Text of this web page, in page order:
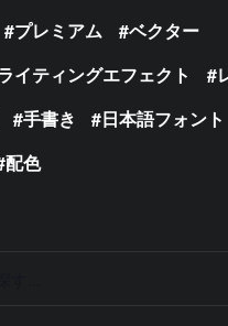
プレミアム
ベクター
イティングエフェクト
手書き
日本語フォント
配色